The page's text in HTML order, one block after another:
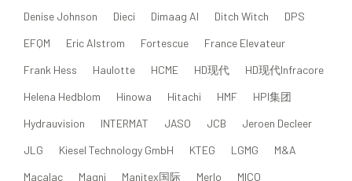
Denise Johnson
Dieci Dimaag AI Ditch Witch
DPS
EFQM
Eric Alstrom Fortescue
France Elevateur
Frank Hess
Haulotte HCME HD现代
HD现代Infracore
Helena Hedblom
Hinowa Hitachi HMF
HPI集团
Hydrauvision
INTERMAT JASO JCB
Jeroen Decleer
JLG
Kiesel Technology GmbH KTEG LGMG
M&A
Macalac
Magni Manitex国际 Merlo MICO